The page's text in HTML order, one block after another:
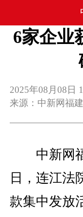
6家企业
2025年08月08日
来源：中新网福建
中新网福
日，连江法
款集中发放